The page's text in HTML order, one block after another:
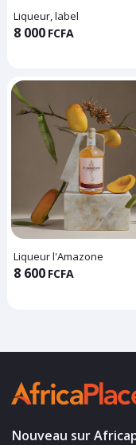
Liqueur, label
8 000 FCFA
Liqueur l'Amazone
8 600 FCFA
Nouveau sur